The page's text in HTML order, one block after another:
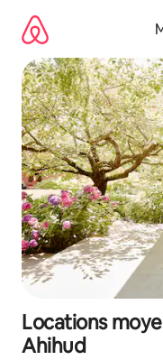
directement
contenu
Locations
Ahihud